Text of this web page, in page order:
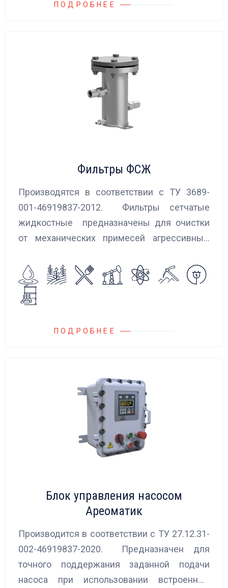
ПОДРОБНЕЕ
Фильтры ФСЖ
Производятся в соответствии с ТУ 3689-
001-46919837-2012. Фильтры сетчатые
жидкостные предназначены для очистки
от механических примесей агрессивных,
и суспензий. Фильтры устанавливаются
на всасывающих линиях дозировочных
насосных агрегатов и установок.
ПОДРОБНЕЕ
Блок управления насосом
Ареоматик
Производится в соответствии с ТУ 27.12.31-
002-46919837-2020. Предназначен для
точного поддержания заданной подачи
насоса при использовании встроенных